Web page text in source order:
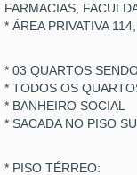
FARMACIAS,
* ÁREA PRIVATIVA
* 03 QUARTOS
* TODOS OS
* BANHEIRO SOCIAL
* SACADA NO PISO
* PISO TÉRREO: